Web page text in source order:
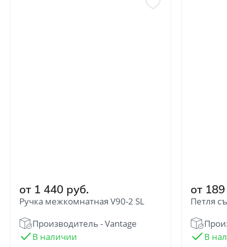
от 1 440 руб.
Ручка межкомнатная V90-2 SL
Производитель - Vantage
от
Петля